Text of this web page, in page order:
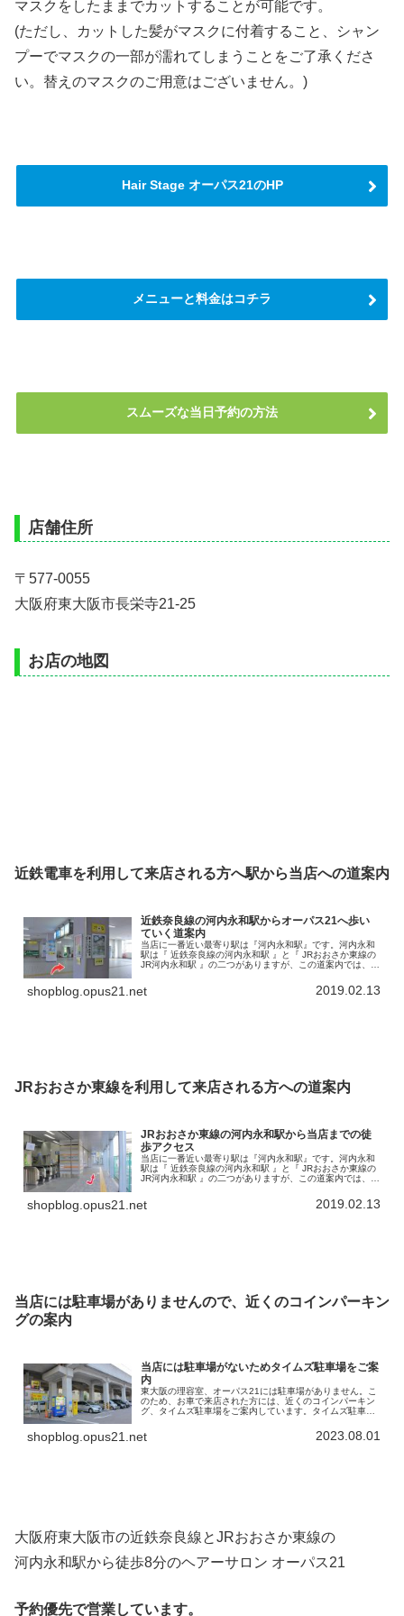
マスクをしたままでカットすることが可能です。
(ただし、カットした髪がマスクに付着すること、シャン
プーでマスクの一部が濡れてしまうことをご了承くださ
い。替えのマスクのご用意はございません。)
Hair Stage オーパス21のHP
メニューと料金はコチラ
スムーズな当日予約の方法
店舗住所
〒577-0055
大阪府東大阪市長栄寺21-25
お店の地図
近鉄電車を利用して来店される方へ駅から当店への道案内
近鉄奈良線の河内永和駅からオーパス21へ歩い
ていく道案内
当店に一番近い最寄り駅は『河内永和駅』です。河内永和
駅は『 近鉄奈良線の河内永和駅 』と『 JRおおさか東線の
JR河内永和駅 』の二つがありますが、この道案内では、近
shopblog.opus21.net 2019.02.13
JRおおさか東線を利用して来店される方への道案内
JRおおさか東線の河内永和駅から当店までの徒
歩アクセス
当店に一番近い最寄り駅は『河内永和駅』です。河内永和
駅は『 近鉄奈良線の河内永和駅 』と『 JRおおさか東線の
JR河内永和駅 』の二つがありますが、この道案内では、
shopblog.opus21.net 2019.02.13
当店には駐車場がありませんので、近くのコインパーキン
グの案内
当店には駐車場がないためタイムズ駐車場をご案
内
東大阪の理容室、オーパス21には駐車場がありません。こ
のため、お車で来店された方には、近くのコインパーキン
グ、タイムズ駐車場をご案内しています。タイムズ駐車場
shopblog.opus21.net 2023.08.01
大阪府東大阪市の近鉄奈良線とJRおおさか東線の
河内永和駅から徒歩8分のヘアーサロン オーパス21
予約優先で営業しています。